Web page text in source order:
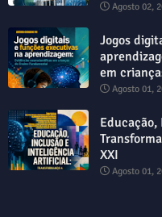
Agosto 02,
Jogos
em
Agosto 01,
XXI
Agosto 01,